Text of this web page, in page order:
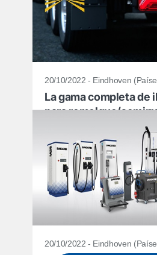
al realizar el pedido
20/10/2022 - Eindhoven
La gama completa de
para remolque/
Aspöck está
online DAF
20/10/2022 - Eindhoven